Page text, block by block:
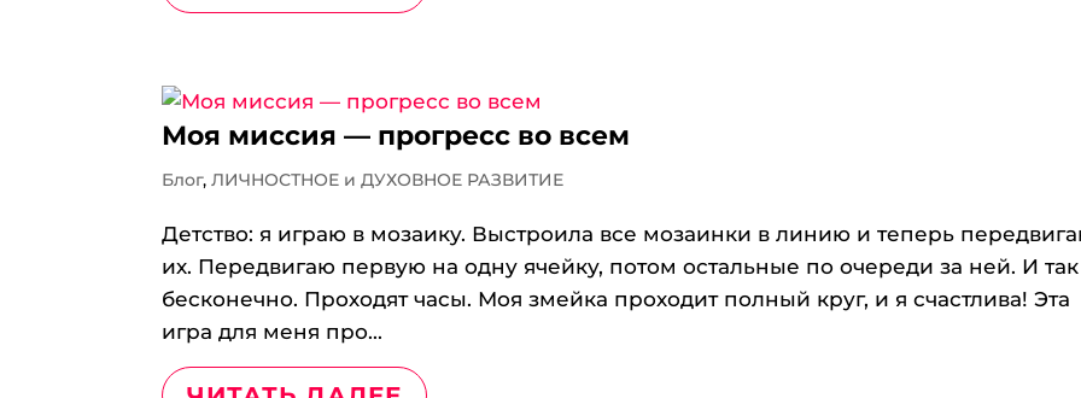
Моя миссия — прогресс во всем
Блог,ЛИЧНОСТНОЕ и ДУХОВНОЕ РАЗВИТИЕ
Детство: я играю в мозаику. Выстроила все мозаинки в линию и теперь
их. Передвигаю первую на одну ячейку, потом остальные по очереди за ней. И так
бесконечно. Проходят часы. Моя змейка проходит полный круг, и я счастлива! Эта
игра для меня про...